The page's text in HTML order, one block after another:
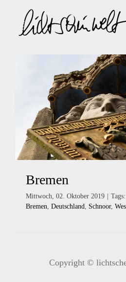
Inhalt
springen
Bremen
Mittwoch, 02. Oktober 2019 Tags:
Bremen, Deutschland, Schnoor,
Copyright ©